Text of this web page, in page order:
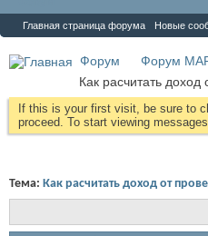
Главная страница форума Новые
Форум Форум
Как расчитать
If this is your first visit, be sure to
proceed. To start viewing
Тема: Как расчитать доход от